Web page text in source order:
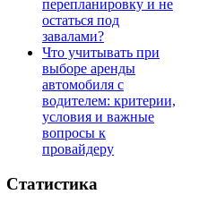
перепланировку и не
остаться под
завалами?
Что учитывать при
выборе аренды
автомобиля с
водителем: критерии,
условия и важные
вопросы к
провайдеру
Статистика